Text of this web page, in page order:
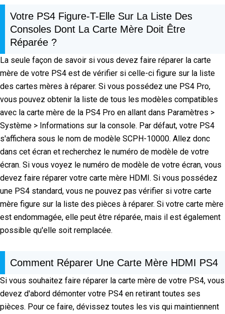
Votre PS4 Figure-T-Elle Sur La Liste Des
Consoles Dont La Carte Mère Doit Être
Réparée ?
La seule façon de savoir si vous devez faire réparer la carte
mère de votre PS4 est de vérifier si celle-ci figure sur la liste
des cartes mères à réparer. Si vous possédez une PS4 Pro,
vous pouvez obtenir la liste de tous les modèles compatibles
avec la carte mère de la PS4 Pro en allant dans Paramètres >
Système > Informations sur la console. Par défaut, votre PS4
s'affichera sous le nom de modèle SCPH-10000. Allez donc
dans cet écran et recherchez le numéro de modèle de votre
écran. Si vous voyez le numéro de modèle de votre écran, vous
devez faire réparer votre carte mère HDMI. Si vous possédez
une PS4 standard, vous ne pouvez pas vérifier si votre carte
mère figure sur la liste des pièces à réparer. Si votre carte mère
est endommagée, elle peut être réparée, mais il est également
possible qu'elle soit remplacée.
Comment Réparer Une Carte Mère HDMI PS4
Si vous souhaitez faire réparer la carte mère de votre PS4, vous
devez d'abord démonter votre PS4 en retirant toutes ses
pièces. Pour ce faire, dévissez toutes les vis qui maintiennent